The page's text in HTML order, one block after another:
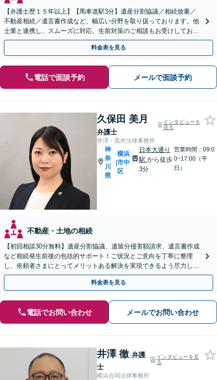
【弁護士歴１５年以上】【馬車道駅3分】遺産分割協議／相続放棄／
不動産相続／遺言書作成など、幅広い分野を取り扱っております。他
士業と連携し、スムーズに対応。生前対策のご相談もお受けしており
ます。【Web相談可】
料金表を見る
電話で面談予約 メールで面談予約
久保田 美月
弁護士
インタビューを
見る
井澤・黒井法律事務所
神
奈
川
県
|
横浜
市中
区
日本大通り
駅 から徒歩
3分
営業時間：09:0
0~17:00（平
日）
不動産・土地の相続
【初回相談30分無料】遺産分割協議、遺留分侵害額請求、遺言書作成
など相続発生前後の包括的サポート！ご状況とご意向を丁寧に整理
し、依頼者さまにとってメリットある解決を実現できるよう尽力しま
す【休日・夜間相談対応（要予約）】【日本大通り駅3分】
料金表を見る
電話でお問い合わせ メールでお問い合わせ
井澤 徹 弁護
士
インタビューを見
る
横浜合同法律事務所